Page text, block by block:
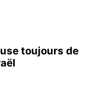
toujours de